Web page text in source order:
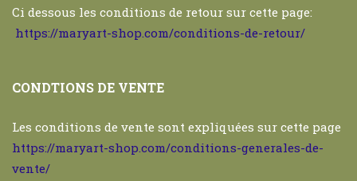
Ci dessous les conditions de retour sur cette page:
https://maryart-shop.com/conditions-de-retour/
CONDTIONS DE VENTE
Les conditions de vente sont expliquées sur cette page
https://maryart-shop.com/conditions-generales-de-
vente/